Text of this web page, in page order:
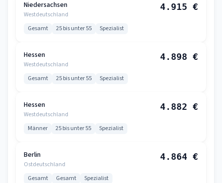
Niedersachsen
Westdeutschland
4.915 €
Gesamt 25 bis unter 55 Spezialist
Hessen
Westdeutschland
4.898 €
Gesamt 25 bis unter 55 Spezialist
Hessen
Westdeutschland
4.882 €
Männer 25 bis unter 55 Spezialist
Berlin
Ostdeutschland
4.864 €
Gesamt Gesamt Spezialist